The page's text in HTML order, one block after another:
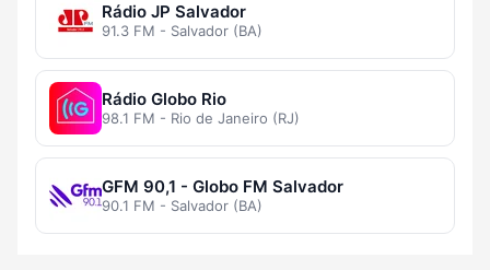
Rádio JP Salvador
91.3 FM - Salvador (BA)
Rádio Globo Rio
98.1 FM - Rio de Janeiro (RJ)
GFM 90,1 - Globo FM Salvador
90.1 FM - Salvador (BA)